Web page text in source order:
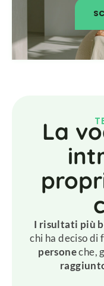
La
I risultati più
chi ha deciso di
personeche,